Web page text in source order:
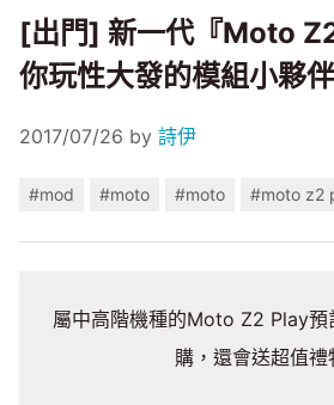
[出門] 新一代『Moto
你玩性大發的模組小夥
2017/07/26 by 詩伊
#mod #moto #moto #moto z2
屬中高階機種的Moto Z2 Play
購，還會送超值禮